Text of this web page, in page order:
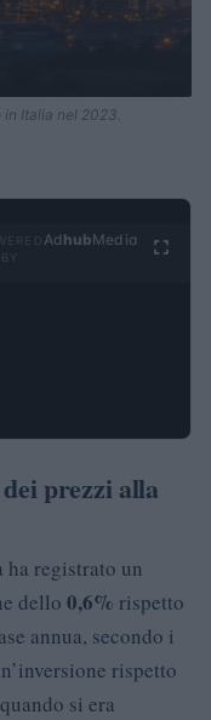
Italia nel 2023.
Ad hubMedia
prezzi alla
registrato un
dello 0,6% rispetto
annua, secondo i
rispetto
si era